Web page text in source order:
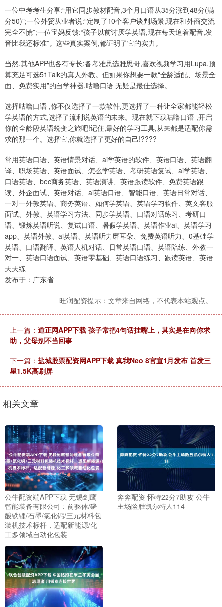
一位中考考生分享:“用它同步教材配音,3个月口语从35分涨到48分(满
分50)”;一位外贸从业者说:“定制了10个客户谈判场景,现在和外商交流
完全不慌”;一位宝妈反馈:“孩子以前讨厌学英语,现在每天追着配音,发
音比我还标准”。这些真实案例,都证明了它的实力。
当然,其他APP也各有专长:备考雅思选雅思哥,喜欢视频学习用Lupa,预
算充足可选51Talk的真人外教。但如果你想要一款“全龄适配、场景全
面、免费实用”的自学神器,咕噜口语 无疑是最佳选择。
选择咕噜口语 ,你不仅选择了一款软件,更选择了一种让全家都能轻松
学英语的方式,选择了流利说英语的未来。现在就下载咕噜口语 ,开启
你的全龄段英语蜕变之旅吧!记住,最好的学习工具,从来都是适配你需
求的那一个。选择它,你就选择了更好的自己!????
常用英语口语、英语情景对话、ai学英语的软件、英语口语、英语翻
译、职场英语、英语面试、怎么学英语、考研英语复试、ai学英语、
口语英语、bec商务英语、英语演讲、英语跟读软件、免费英语跟
读、外企面试、英语对话、ai英语口语、智能口语、英语日常对话、
一对一外教英语、商务英语、如何学英语、英语学习软件、英文客服
面试、外教、英语学习方法、同步学英语、口语对话练习、考研口
语、锻炼英语听说、复试口语、暑假学英语、英语作业ai、英语学习
app、英语外教、ai英语、英语听力磨耳朵、免费英语听力、0基础学
英语、口语翻译、英语人机对话、日常英语口语、英语陪练、外教一
对一、英语口语面试、英语零基础、英语口语练习、跟读英语、英语
天天练
发布于：广东省
旺润配资提示：文章来自网络，不代表本站观点。
上一篇： 道正网APP下载 孩子常把4句话挂嘴上，其实是在向你求
助，父母别不当回事
下一篇： 盐城股票配资网APP下载 真我Neo 8官宣1月发布 首发三
星1.5K高刷屏
相关文章
公牛配资端APP下载 无锡剑鹰
智能装备有限公司：前驱体/磷
酸铁锂/石墨/氯化钙/三元材料包
装机技术标杆，适配新能源/化
工多领域自动化包装
奔奔配资 怀特22分7助攻 公牛
主场险胜凯尔特人114